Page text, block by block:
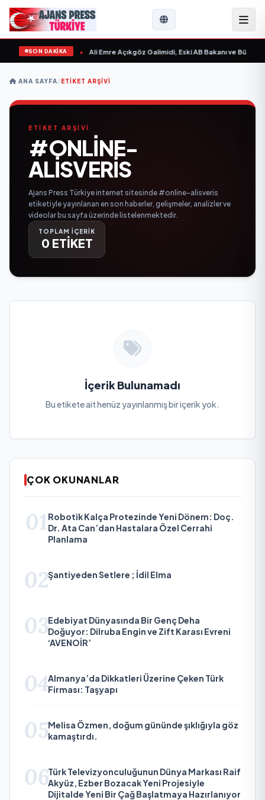
SON DAKİKA
“ yayımlandı Ali Emre Açıkgöz Galimidi, Eski AB Bakanı ve
ANA SAYFA/ETIKET ARŞIVI
ETİKET ARŞİVİ
#ONLINE-
ALISVERIS
Ajans Press Türkiye internet sitesinde #online-alisveris
etiketiyle yayınlanan en son haberler, gelişmeler, analizler ve
videolar bu sayfa üzerinde listelenmektedir.
TOPLAM İÇERİK
0 ETİKET
İçerik Bulunamadı
Bu etikete ait henüz yayınlanmış bir içerik yok.
ÇOK OKUNANLAR
01 Robotik Kalça Protezinde Yeni Dönem: Doç.
Dr. Ata Can’dan Hastalara Özel Cerrahi
Planlama
02Şantiyeden Setlere ; İdil Elma
03Edebiyat Dünyasında Bir Genç Deha
Doğuyor: Dilruba Engin ve Zift Karası Evreni
‘AVENOİR’
04Almanya’da Dikkatleri Üzerine Çeken Türk
Firması: Taşyapı
05Melisa Özmen, doğum gününde şıklığıyla göz
kamaştırdı.
06Türk Televizyonculuğunun Dünya Markası Raif
Akyüz, Ezber Bozacak Yeni Projesiyle
Dijitalde Yeni Bir Çağ Başlatmaya Hazırlanıyor